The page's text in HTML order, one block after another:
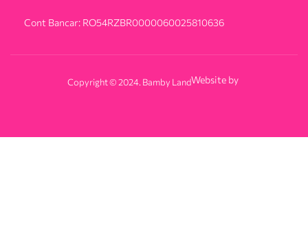
Cont Bancar: RO54RZBR0000060025810636
Copyright © 2024. Bamby LandWebsite by